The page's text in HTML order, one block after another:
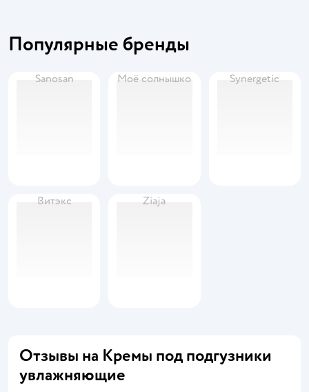
Популярные бренды
Sanosan Моё солнышко Synergetic
Витэкс Ziaja
Отзывы на Кремы под подгузники
увлажняющие